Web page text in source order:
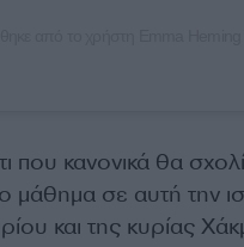
που κανονικά θα
μάθημα σε αυτή την
και της κυρίας